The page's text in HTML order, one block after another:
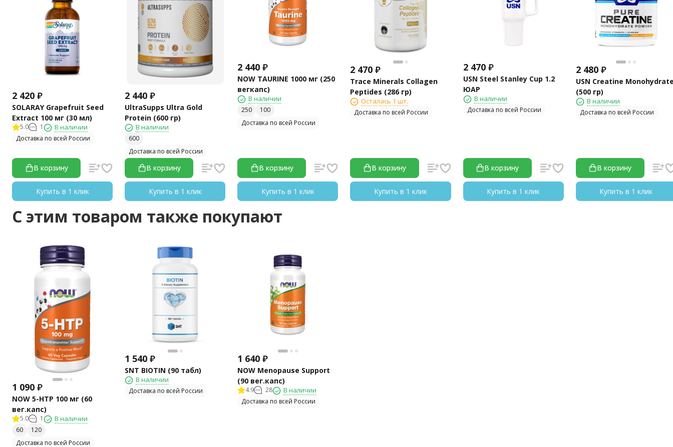
2 420 ₽
SOLARAY Grapefruit Seed
Extract 100 мг (30 мл)
5.0 1 В наличии
Доставка по всей России
В корзину
Купить в 1 клик
2 440 ₽
UltraSupps Ultra Gold
Protein (600 гр)
В наличии
600
Доставка по всей России
В корзину
Купить в 1 клик
2 440 ₽
NOW TAURINE 1000 мг (250
вегкапс)
В наличии
250
100
Доставка по всей России
В корзину
Купить в 1 клик
2 470 ₽
Trace Minerals Collagen
Peptides (286 гр)
Осталась 1 шт.
Доставка по всей России
В корзину
Купить в 1 клик
2 470 ₽
USN Steel Stanley Cup 1.2
ЮАР
В наличии
Доставка по всей России
В корзину
Купить в 1 клик
2 480 ₽
USN Creatine
(500 гр)
В наличии
Доставка по всей России
В корзину
Купить в 1 клик
C этим товаром также покупают
1 090 ₽
NOW 5-HTP 100 мг (60
вег.капс)
5.0 1 В наличии
60
120
Доставка по всей России
1 540 ₽
SNT BIOTIN (90 табл)
В наличии
Доставка по всей России
1 640 ₽
NOW Menopause Support
(90 вег.капс)
4.9 28 В наличии
Доставка по всей России